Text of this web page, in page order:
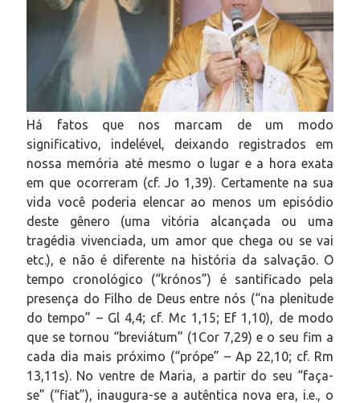
Há fatos que nos marcam de um modo
significativo, indelével, deixando registrados em
nossa memória até mesmo o lugar e a hora exata
em que ocorreram (cf. Jo 1,39). Certamente na sua
vida você poderia elencar ao menos um episódio
deste gênero (uma vitória alcançada ou uma
tragédia vivenciada, um amor que chega ou se vai
etc.), e não é diferente na história da salvação. O
tempo cronológico (“krónos”) é santificado pela
presença do Filho de Deus entre nós (“na plenitude
do tempo” – Gl 4,4; cf. Mc 1,15; Ef 1,10), de modo
que se tornou “breviátum” (1Cor 7,29) e o seu fim a
cada dia mais próximo (“própe” – Ap 22,10; cf. Rm
13,11s). No ventre de Maria, a partir do seu “faça-
se” (“fiat”), inaugura-se a autêntica nova era, i.e., o